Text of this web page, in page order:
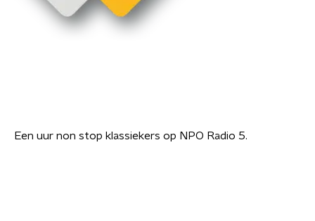
Een uur non stop klassiekers op NPO Radio 5.